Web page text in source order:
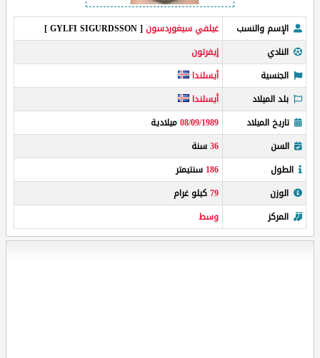
الإسم والنسب غيلفي سيغوردسون [ GYLFI SIGURDSSON ]
النادي
إيفرتون
الجنسية
أيسلندا
بلد الميلاد
أيسلندا
تاريخ الميلاد
08/09/1989ميلادية
السن
36سنة
الطول
186 سنتيمتر
الوزن
79كيلو غرام
المركز
وسط